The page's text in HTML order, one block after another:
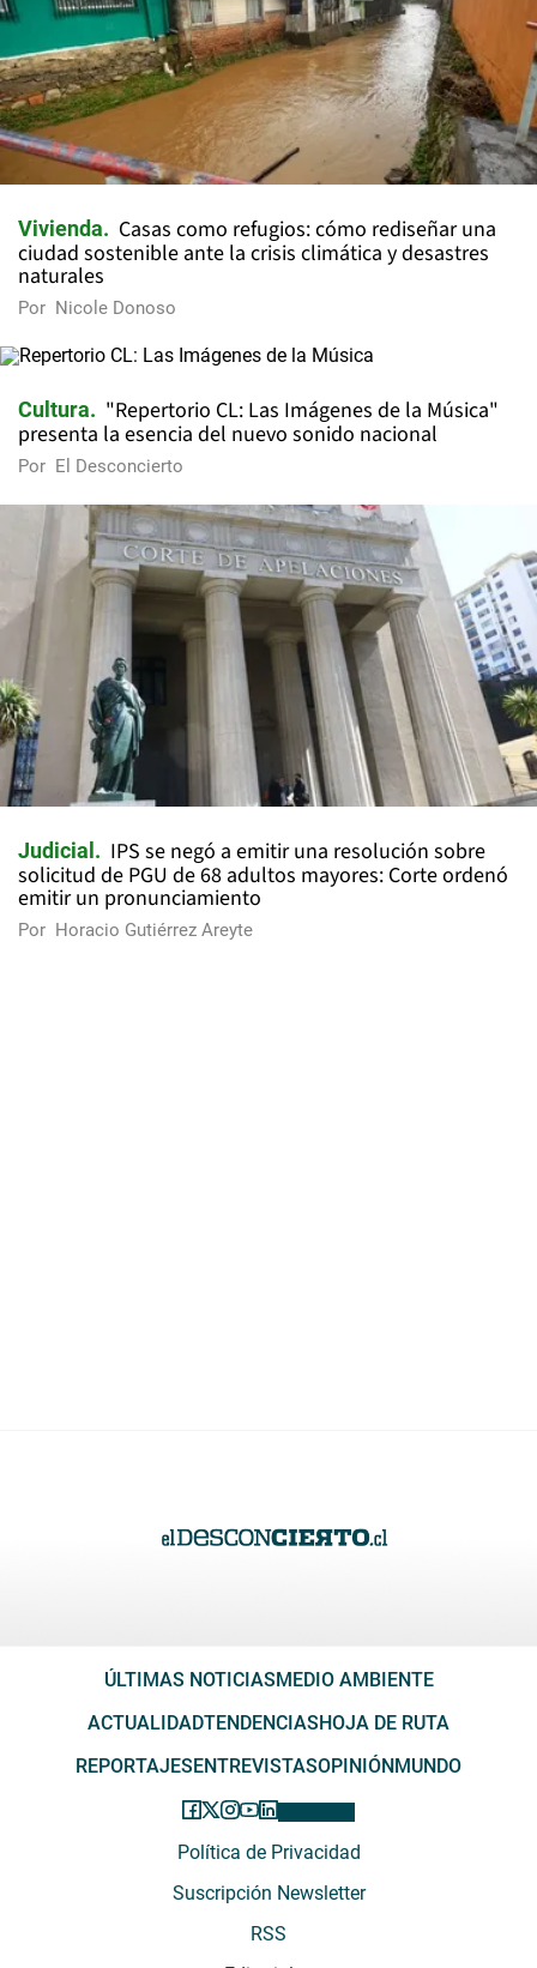
Vivienda
Casas como refugios: cómo rediseñar una
ciudad sostenible ante la crisis climática y desastres
naturales
Por Nicole Donoso
Cultura
"Repertorio CL: Las Imágenes de la Música"
presenta la esencia del nuevo sonido nacional
Por El Desconcierto
Judicial
IPS se negó a emitir una resolución sobre
solicitud de PGU de 68 adultos mayores: Corte ordenó
emitir un pronunciamiento
Por Horacio Gutiérrez Areyte
ÚLTIMAS NOTICIASMEDIO AMBIENTE
ACTUALIDADTENDENCIASHOJA DE RUTA
REPORTAJESENTREVISTASOPINIÓNMUNDO
Política de Privacidad
Suscripción Newsletter
RSS